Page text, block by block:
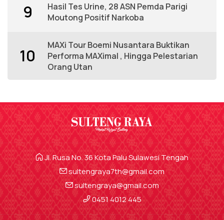
9
Hasil Tes Urine, 28 ASN Pemda Parigi
Moutong Positif Narkoba
10
MAXi Tour Boemi Nusantara Buktikan
Performa MAXimal , Hingga Pelestarian
Orang Utan
Jl. Rusa No. 36 Kota Palu Sulawesi Tengah
sultengraya7th@gmail.com
sultengraya@gmail.com
0451 4012 445